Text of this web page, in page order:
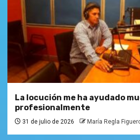
La locución me ha ayudado
profesionalmente
31 de julio de 2026 María Regla